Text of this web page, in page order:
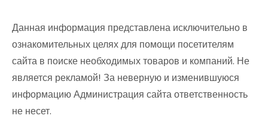
Данная информация представлена исключительно в
ознакомительных целях для помощи посетителям
сайта в поиске необходимых товаров и компаний. Не
является рекламой! За неверную и изменившуюся
информацию Администрация сайта ответственность
не несет.